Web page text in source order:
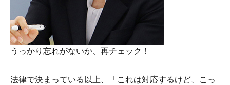
うっかり忘れがないか、再チェック！
法律で決まっている以上、「これは対応するけど、こっ